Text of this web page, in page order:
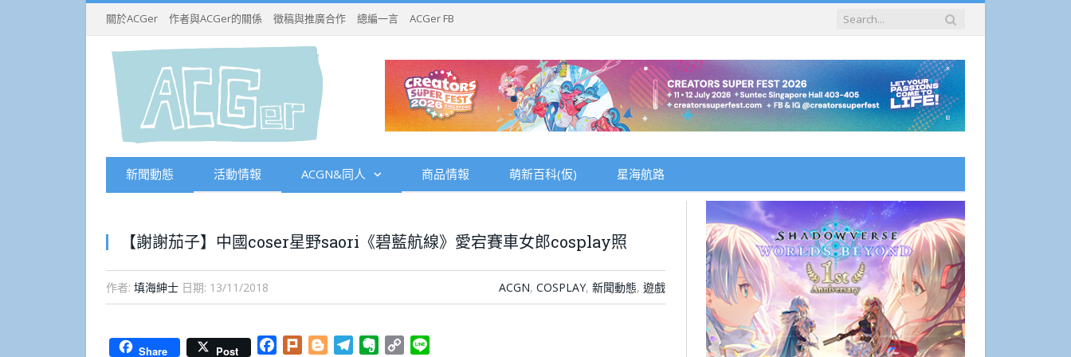
關於ACGer 作者與ACGer的關係 徵稿與推廣合作 總編一言 ACGer FB
新聞動態 活動情報 ACGN&同人 商品情報 萌新百科(仮) 星海航路
【謝謝茄子】中國coser星野saori《碧藍航線》愛宕賽車女郎cosplay照
作者: 填海紳士 日期: 13/11/2018 ACGN, COSPLAY, 新聞動態, 遊戲
Share Post Facebook
Plurk BloggerTelegramEvernote
Copy